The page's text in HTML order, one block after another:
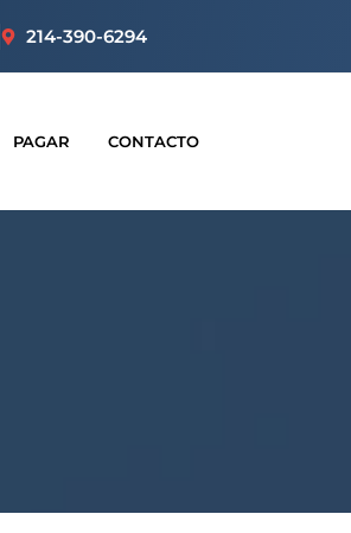
214-390-6294
PAGAR CONTACTO